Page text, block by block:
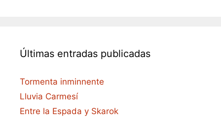
Últimas entradas publicadas
Tormenta inminnente
Lluvia Carmesí
Entre la Espada y Skarok